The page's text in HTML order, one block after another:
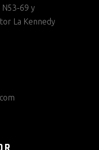
N53-69 y
La Kennedy